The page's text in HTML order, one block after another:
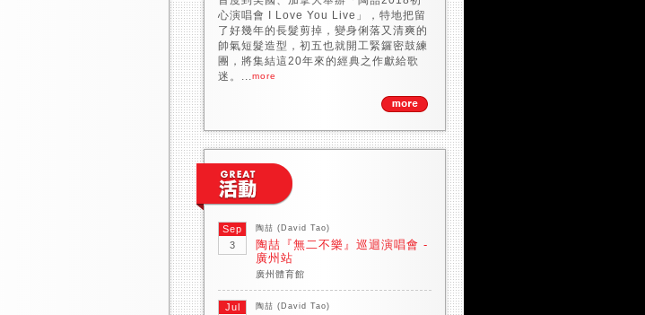
心演唱會 I Love You Live」，特地把留
了好幾年的長髮剪掉，變身俐落又清爽的
帥氣短髮造型，初五也就開工緊鑼密鼓練
團，將集結這20年來的經典之作獻給歌
迷。... more
Sep
3
陶喆 (David Tao)
陶喆『無二不樂』巡迴演唱會 -
廣州站
廣州體育館
Jul
陶喆 (David Tao)